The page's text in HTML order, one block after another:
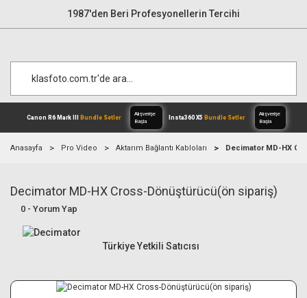
1987'den Beri Profesyonellerin Tercihi
Canon R6 Mark IIIBundle Setler
Alışverişe
Anasayfa Pro Video Aktarım Bağlantı Kabloları Decimator MD-HX
Decimator MD-HX Cross-Dönüştürücü(ön sipariş)
0 - Yorum Yap
Türkiye Yetkili Satıcısı